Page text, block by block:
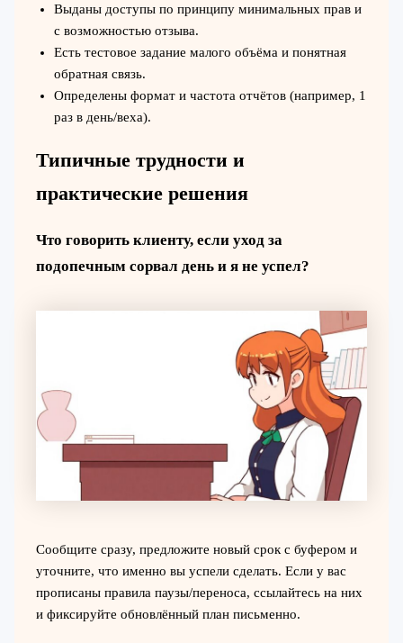
Выданы доступы по принципу минимальных прав и
с возможностью отзыва.
Есть тестовое задание малого объёма и понятная
обратная связь.
Определены формат и частота отчётов (например, 1
раз в день/веха).
Типичные трудности и
практические решения
Что говорить клиенту, если уход за
подопечным сорвал день и я не успел?
Сообщите сразу, предложите новый срок с буфером и
уточните, что именно вы успели сделать. Если у вас
прописаны правила паузы/переноса, ссылайтесь на них
и фиксируйте обновлённый план письменно.